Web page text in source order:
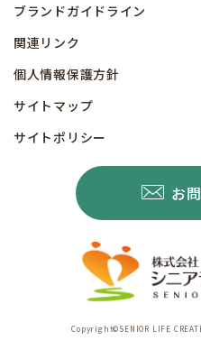
ブランドガイドライン
関連リンク
個人情報保護方針
サイトマップ
サイトポリシー
お
Copyright©SENIOR LIFE